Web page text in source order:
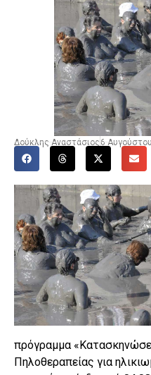
Δούκλης Αναστάσιος 6
πρόγραμμα
Πηλοθεραπείας για